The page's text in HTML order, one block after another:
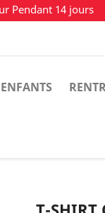
Pendant 14 jours
ENFANTS